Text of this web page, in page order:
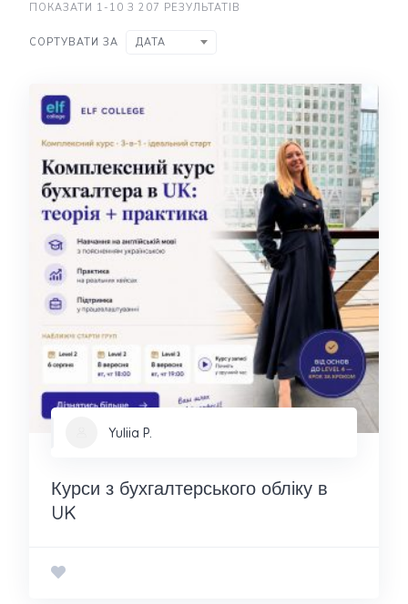
ПОКАЗАТИ 1-10 З 207 РЕЗУЛЬТАТІВ
СОРТУВАТИ ЗА ДАТА
Yuliia P.
Курси з бухгалтерського обліку в
UK